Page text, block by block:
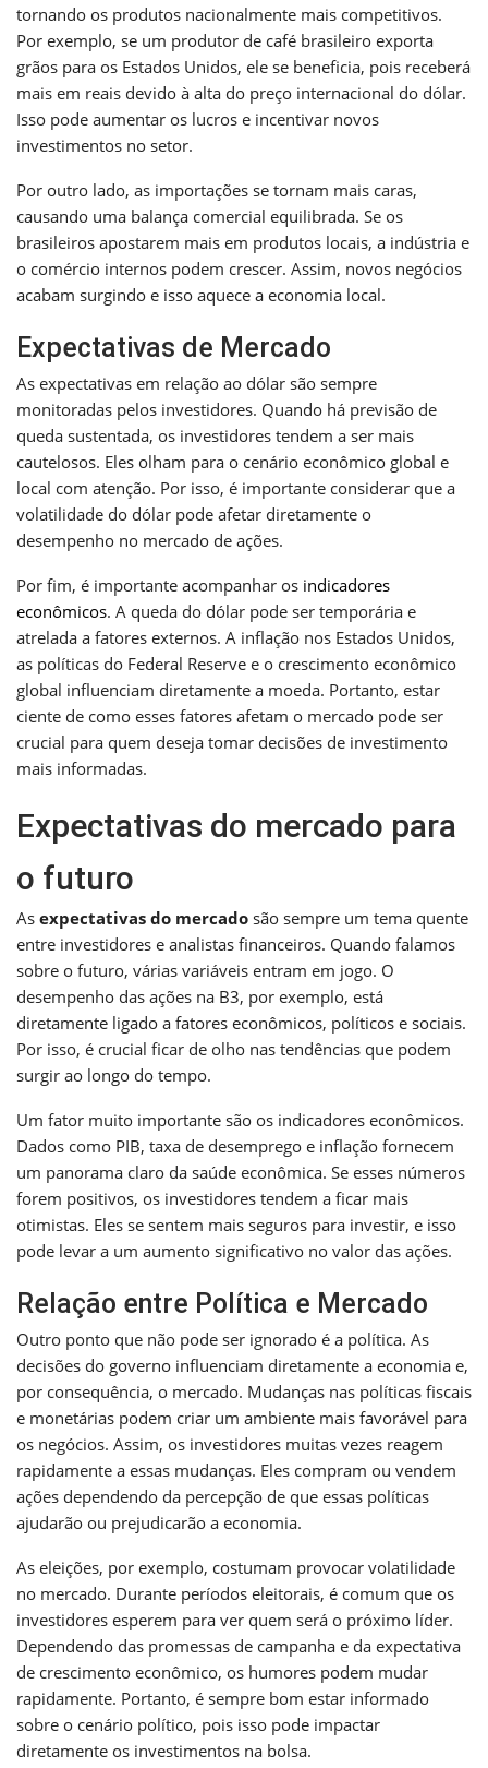
tornando os produtos nacionalmente mais competitivos.
Por exemplo, se um produtor de café brasileiro exporta
grãos para os Estados Unidos, ele se beneficia, pois receberá
mais em reais devido à alta do preço internacional do dólar.
Isso pode aumentar os lucros e incentivar novos
investimentos no setor.
Por outro lado, as importações se tornam mais caras,
causando uma balança comercial equilibrada. Se os
brasileiros apostarem mais em produtos locais, a indústria e
o comércio internos podem crescer. Assim, novos negócios
acabam surgindo e isso aquece a economia local.
Expectativas de Mercado
As expectativas em relação ao dólar são sempre
monitoradas pelos investidores. Quando há previsão de
queda sustentada, os investidores tendem a ser mais
cautelosos. Eles olham para o cenário econômico global e
local com atenção. Por isso, é importante considerar que a
volatilidade do dólar pode afetar diretamente o
desempenho no mercado de ações.
Por fim, é importante acompanhar os indicadores
econômicos. A queda do dólar pode ser temporária e
atrelada a fatores externos. A inflação nos Estados Unidos,
as políticas do Federal Reserve e o crescimento econômico
global influenciam diretamente a moeda. Portanto, estar
ciente de como esses fatores afetam o mercado pode ser
crucial para quem deseja tomar decisões de investimento
mais informadas.
Expectativas do mercado para
o futuro
As expectativas do mercado são sempre um tema quente
entre investidores e analistas financeiros. Quando falamos
sobre o futuro, várias variáveis entram em jogo. O
desempenho das ações na B3, por exemplo, está
diretamente ligado a fatores econômicos, políticos e sociais.
Por isso, é crucial ficar de olho nas tendências que podem
surgir ao longo do tempo.
Um fator muito importante são os indicadores econômicos.
Dados como PIB, taxa de desemprego e inflação fornecem
um panorama claro da saúde econômica. Se esses números
forem positivos, os investidores tendem a ficar mais
otimistas. Eles se sentem mais seguros para investir, e isso
pode levar a um aumento significativo no valor das ações.
Relação entre Política e Mercado
Outro ponto que não pode ser ignorado é a política. As
decisões do governo influenciam diretamente a economia e,
por consequência, o mercado. Mudanças nas políticas fiscais
e monetárias podem criar um ambiente mais favorável para
os negócios. Assim, os investidores muitas vezes reagem
rapidamente a essas mudanças. Eles compram ou vendem
ações dependendo da percepção de que essas políticas
ajudarão ou prejudicarão a economia.
As eleições, por exemplo, costumam provocar volatilidade
no mercado. Durante períodos eleitorais, é comum que os
investidores esperem para ver quem será o próximo líder.
Dependendo das promessas de campanha e da expectativa
de crescimento econômico, os humores podem mudar
rapidamente. Portanto, é sempre bom estar informado
sobre o cenário político, pois isso pode impactar
diretamente os investimentos na bolsa.